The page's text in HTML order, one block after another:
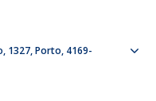
1327 Porto 4169-